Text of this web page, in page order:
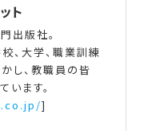
ト
出版社。
、大学、職業訓練
し、教職員の皆
ます。
]